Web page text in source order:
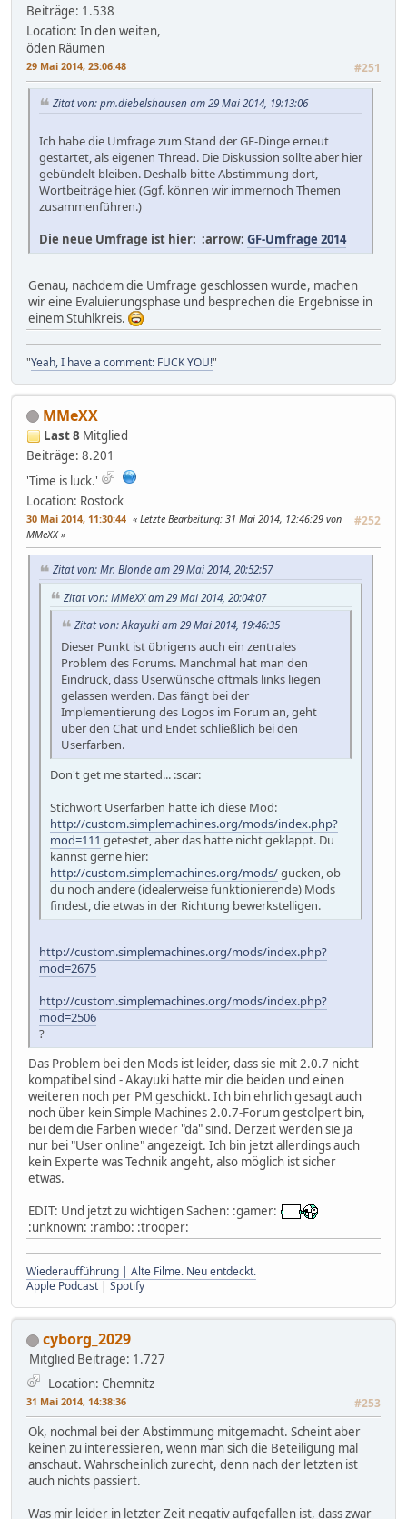
Beiträge: 1.538
Location: In den weiten,
öden Räumen
29 Mai 2014, 23:06:48 #251
Zitat von: pm.diebelshausen am 29 Mai 2014, 19:13:06
Ich habe die Umfrage zum Stand der GF-Dinge erneut
gestartet, als eigenen Thread. Die Diskussion sollte aber hier
gebündelt bleiben. Deshalb bitte Abstimmung dort,
Wortbeiträge hier. (Ggf. können wir immernoch Themen
zusammenführen.)
Die neue Umfrage ist hier: :arrow: GF-Umfrage 2014
Genau, nachdem die Umfrage geschlossen wurde, machen
wir eine Evaluierungsphase und besprechen die Ergebnisse in
einem Stuhlkreis.
"Yeah, I have a comment: FUCK YOU!"
MMeXX
Last 8 Mitglied
Beiträge: 8.201
'Time is luck.'
Location: Rostock
30 Mai 2014, 11:30:44 #252
Letzte Bearbeitung: 31 Mai 2014, 12:46:29 von
MMeXX
Zitat von: Mr. Blonde am 29 Mai 2014, 20:52:57
Zitat von: MMeXX am 29 Mai 2014, 20:04:07
Zitat von: Akayuki am 29 Mai 2014, 19:46:35
Dieser Punkt ist übrigens auch ein zentrales
Problem des Forums. Manchmal hat man den
Eindruck, dass Userwünsche oftmals links liegen
gelassen werden. Das fängt bei der
Implementierung des Logos im Forum an, geht
über den Chat und Endet schließlich bei den
Userfarben.
Don't get me started... :scar:
Stichwort Userfarben hatte ich diese Mod:
http://custom.simplemachines.org/mods/index.php?
mod=111 getestet, aber das hatte nicht geklappt. Du
kannst gerne hier:
http://custom.simplemachines.org/mods/gucken, ob
du noch andere (idealerweise funktionierende) Mods
findest, die etwas in der Richtung bewerkstelligen.
http://custom.simplemachines.org/mods/index.php?
mod=2675
http://custom.simplemachines.org/mods/index.php?
mod=2506
?
Das Problem bei den Mods ist leider, dass sie mit 2.0.7 nicht
kompatibel sind - Akayuki hatte mir die beiden und einen
weiteren noch per PM geschickt. Ich bin ehrlich gesagt auch
noch über kein Simple Machines 2.0.7-Forum gestolpert bin,
bei dem die Farben wieder "da" sind. Derzeit werden sie ja
nur bei "User online" angezeigt. Ich bin jetzt allerdings auch
kein Experte was Technik angeht, also möglich ist sicher
etwas.
EDIT: Und jetzt zu wichtigen Sachen: :gamer:
:unknown: :rambo: :trooper:
Wiederaufführung | Alte Filme. Neu entdeckt.
Apple Podcast | Spotify
cyborg_2029
Mitglied Beiträge: 1.727
Location: Chemnitz
31 Mai 2014, 14:38:36 #253
Ok, nochmal bei der Abstimmung mitgemacht. Scheint aber
keinen zu interessieren, wenn man sich die Beteiligung mal
anschaut. Wahrscheinlich zurecht, denn nach der letzten ist
auch nichts passiert.
Was mir leider in letzter Zeit negativ aufgefallen ist, dass zwar